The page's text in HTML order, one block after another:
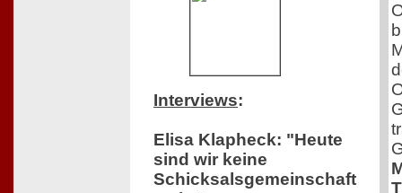
Interviews:
Elisa Klapheck: "Heute
sind wir keine
Schicksalsgemeinschaft